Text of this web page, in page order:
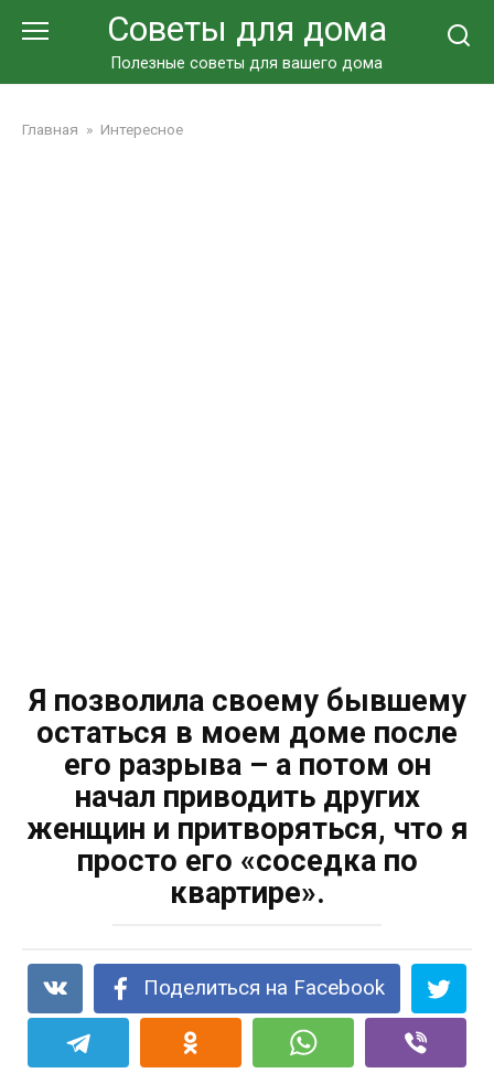
Советы для дома
Полезные советы для вашего дома
Главная » Интересное
Я позволила своему бывшему
остаться в моем доме после
его разрыва – а потом он
начал приводить других
женщин и притворяться, что я
просто его «соседка по
квартире».
Поделиться на Facebook